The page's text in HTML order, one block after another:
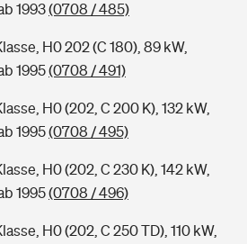
1993(0708 / 485)
H0 202 (C 180), 89 kW,
1995(0708 / 491)
H0 (202, C 200 K), 132 kW,
1995(0708 / 495)
H0 (202, C 230 K), 142 kW,
1995(0708 / 496)
H0 (202, C 250 TD), 110 kW,